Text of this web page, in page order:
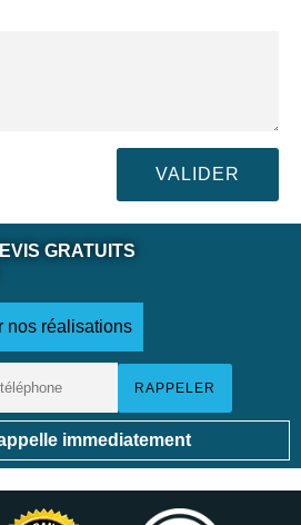
GRATUITS
nos réalisations
immediatement